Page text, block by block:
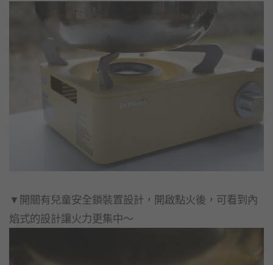
▼開關有兒童安全鎖裝置設計，開啟點火後，可看到內
焰式的設計讓火力更集中～